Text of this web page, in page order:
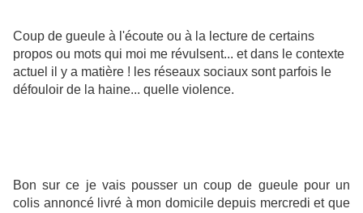
Coup de gueule à l'écoute ou à la lecture de certains
propos ou mots qui moi me révulsent... et dans le contexte
actuel il y a matière ! les réseaux sociaux sont parfois le
défouloir de la haine... quelle violence.
Bon sur ce je vais pousser un coup de gueule pour un
colis annoncé livré à mon domicile depuis mercredi et que